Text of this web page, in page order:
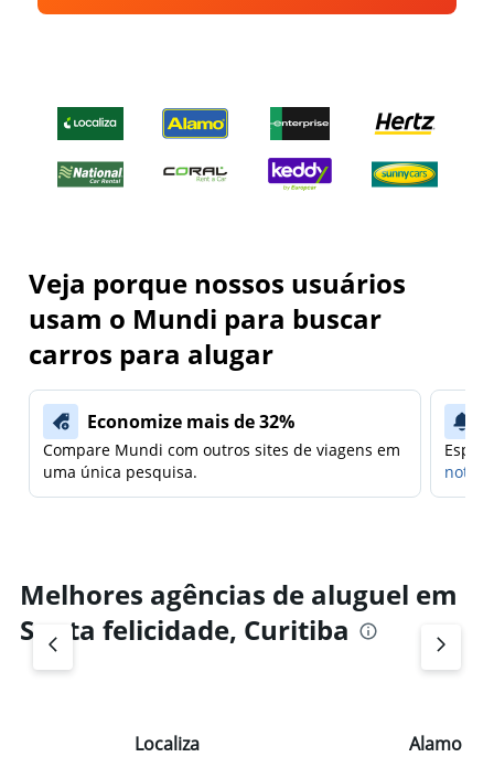
Veja porque nossos usuários
usam o Mundi para buscar
carros para alugar
Economize mais de 32%
Compare Mundi com outros sites de viagens em
uma única pesquisa.
Melhores agências de aluguel em
Santa felicidade, Curitiba
Localiza Alamo